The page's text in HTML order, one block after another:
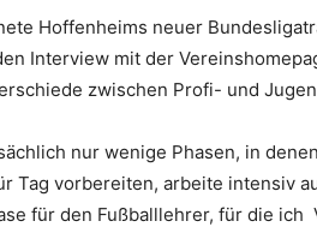
Hoffenheims neuer
Interview mit der
zwischen Profi- und
nur wenige Phasen, in
Tag vorbereiten, arbeite intensiv
für den Fußballlehrer, für die